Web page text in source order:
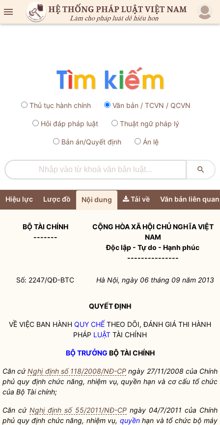

Thủ tục hành chính Văn bản / TCVN / QCVN
Hỏi đáp pháp luật Thuật ngữ pháp lý
Bản án/Quyết định Án lệ

Hiệu lực Lược đồ Nội dung Tải về Văn bản liên quan
BỘ TÀI CHÍNH
-------
CỘNG HÒA XÃ HỘI CHỦ NGHĨA VIỆT
NAM
Độc lập - Tự do - Hạnh phúc
---------------
Số: 2247/QĐ-BTC Hà Nội, ngày 06 tháng 09 năm 2013
QUYẾT ĐỊNH
VỀ VIỆC BAN HÀNH QUY CHẾ THEO DÕI, ĐÁNH GIÁ THI HÀNH
PHÁP LUẬT TÀI CHÍNH
BỘ TRƯỞNG BỘ TÀI CHÍNH
Căn cứNghị định số 118/2008/NĐ-CP ngày 27/11/2008 của Chính
phủ quy định chức năng, nhiệm vụ, quyền hạn và cơ cấu tổ chức
của Bộ Tài chính;
Căn cứNghị định số 55/2011/NĐ-CPngày 04/7/2011 của Chính
phủ quy định chức năng, nhiệm vụ, quyềnhạn và tổ chức bộ máy